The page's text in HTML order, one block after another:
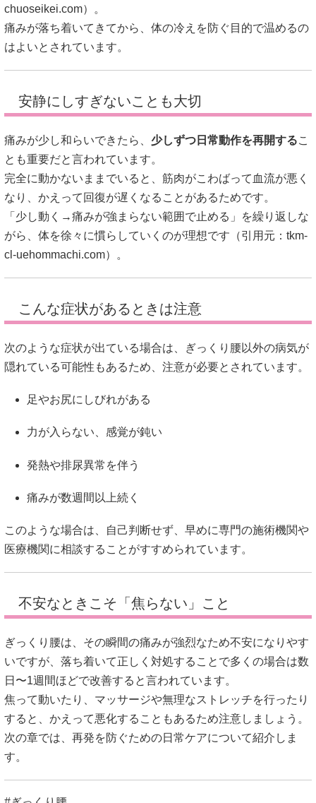
chuoseikei.com）。
痛みが落ち着いてきてから、体の冷えを防ぐ目的で温めるの
はよいとされています。
安静にしすぎないことも大切
痛みが少し和らいできたら、 少しずつ日常動作を再開するこ
とも重要だと言われています。
完全に動かないままでいると、筋肉がこわばって血流が悪く
なり、かえって回復が遅くなることがあるためです。
「少し動く→痛みが強まらない範囲で止める」を繰り返しな
がら、体を徐々に慣らしていくのが理想です（引用元： tkm-
cl-uehommachi.com）。
こんな症状があるときは注意
次のような症状が出ている場合は、ぎっくり腰以外の病気が
隠れている可能性もあるため、注意が必要とされています。
足やお尻にしびれがある
力が入らない、感覚が鈍い
発熱や排尿異常を伴う
痛みが数週間以上続く
このような場合は、自己判断せず、早めに専門の施術機関や
医療機関に相談することがすすめられています。
不安なときこそ「焦らない」こと
ぎっくり腰は、その瞬間の痛みが強烈なため不安になりやす
いですが、落ち着いて正しく対処することで多くの場合は数
日〜1週間ほどで改善すると言われています。
焦って動いたり、マッサージや無理なストレッチを行ったり
すると、かえって悪化することもあるため注意しましょう。
次の章では、再発を防ぐための日常ケアについて紹介しま
す。